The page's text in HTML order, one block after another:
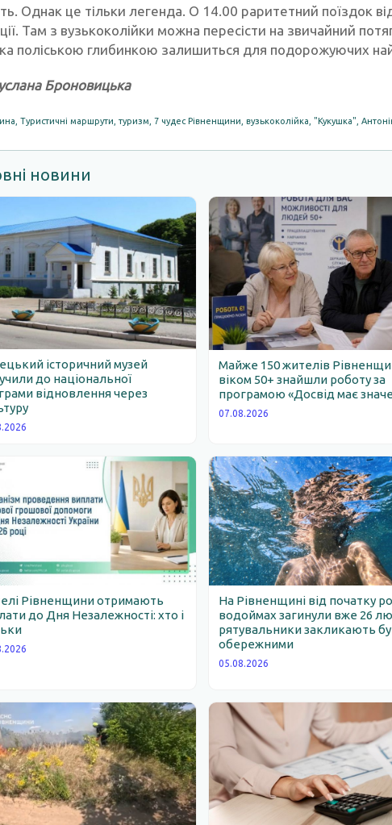
Однак це тільки легенда. О 14.00 раритетний поїздок
Там з вузькоколійки можна пересісти на звичайний
поліською глибинкою залишиться для подорожуючих
Броновицька
,Туристичні маршрути ,туризм ,7 чудес Рівненщини ,вузькоколійка ,"Кукушка" ,
новини
історичний музей
до національної
відновлення через
Майже 150 жителів
віком 50+ знайшли роботу за
програмою «Досвід має
07.08.2026
Рівненщини отримають
до Дня Незалежності: хто і
На Рівненщині від початку
водоймах загинули вже 26
рятувальники закликають
обережними
05.08.2026